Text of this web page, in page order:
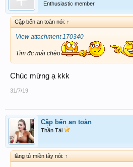
Enthusiastic member
Cập bến an toàn nói: ↑
View attachment 170340
Tìm đc mái chèo
Chúc mừng ạ kkk
31/7/19
Cập bến an toàn
Thần Tài
lãng tử miền tây nói: ↑